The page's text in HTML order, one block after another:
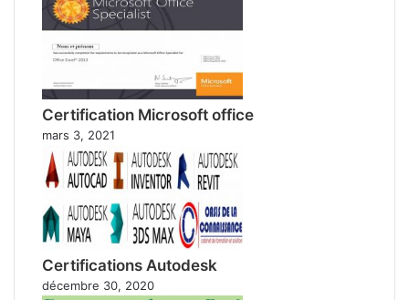
Certification Microsoft office
mars 3, 2021
Certifications Autodesk
décembre 30, 2020